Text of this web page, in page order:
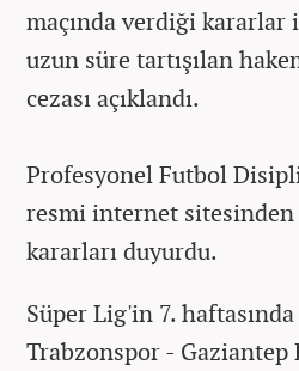
maçında verdiği kararlar
uzun süre tartışılan
cezası açıklandı.
Profesyonel Futbol
resmi internet sitesinden
kararları duyurdu.
Süper Lig'in 7.
Trabzonspor - Gaziantep